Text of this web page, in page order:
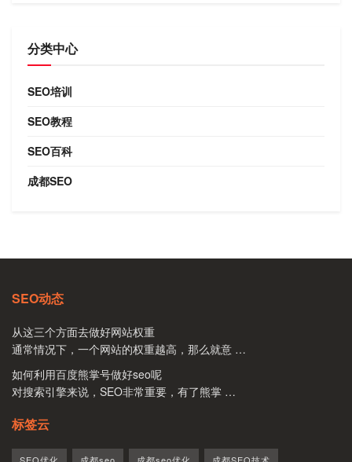
分类中心
SEO培训
SEO教程
SEO百科
成都SEO
SEO动态
从这三个方面去做好网站权重
通常情况下，一个网站的权重越高，那么就意 …
如何利用百度熊掌号做好seo呢
对搜索引擎来说，SEO非常重要，有了熊掌 …
标签云
SEO优化 成都seo 成都seo优化 成都SEO技术